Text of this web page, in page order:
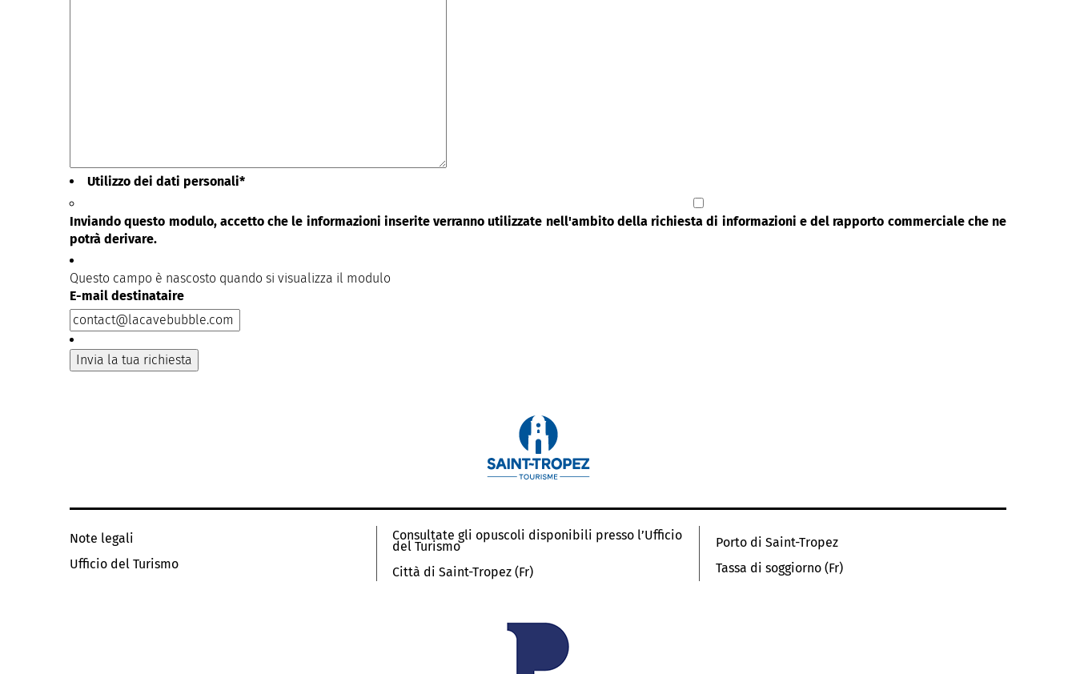
Utilizzo dei dati personali*
Inviando questo modulo, accetto che le informazioni inserite verranno utilizzate nell'ambito della richiesta di informazioni e del rapporto commerciale che ne
potrà derivare.
Questo campo è nascosto quando si visualizza il modulo
E-mail destinataire
Note legali
Ufficio del Turismo
Consultate gli opuscoli disponibili presso l’Ufficio
del Turismo
Città di Saint-Tropez (Fr)
Porto di Saint-Tropez
Tassa di soggiorno (Fr)